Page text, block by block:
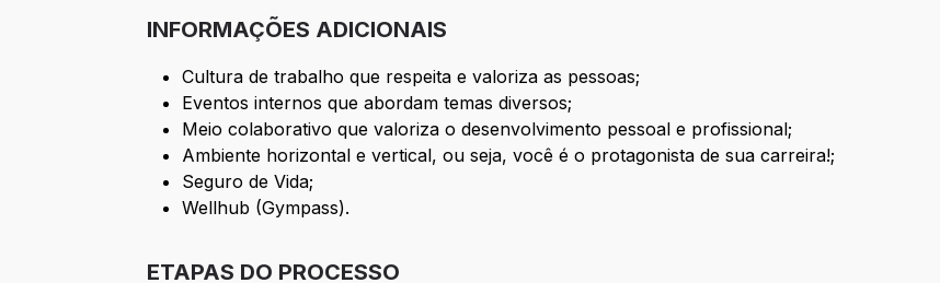
INFORMAÇÕES ADICIONAIS
Cultura de trabalho que respeita e valoriza as pessoas;
Eventos internos que abordam temas diversos;
Meio colaborativo que valoriza o desenvolvimento pessoal e profissional;
Ambiente horizontal e vertical, ou seja, você é o protagonista de sua carreira!;
Seguro de Vida;
Wellhub (Gympass).
ETAPAS DO PROCESSO